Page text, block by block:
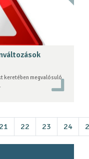
keretében megvalósuló
21 22 23 24